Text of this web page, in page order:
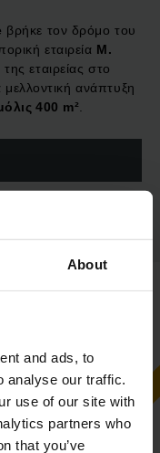
About
and ads, to
analyse our traffic.
use of our site with
partners who
that you’ve
βρήκε τον δρόμο του
εταιρεία M.
εταιρείας στο
μελλοντική ανάπτυξη
400 m².